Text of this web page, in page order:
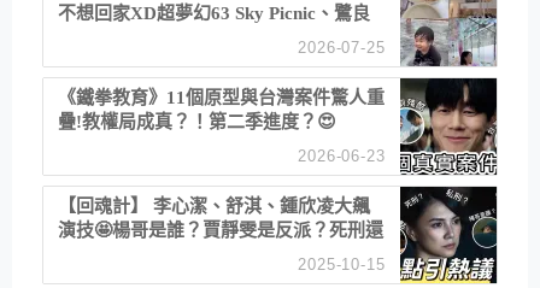
不想回家XD超夢幻63 Sky Picnic、鷺良
津帝王蟹大餐、《淚之女王》拍攝地、漢
2026-07-25
《鐵拳教育》11個原型與台灣案件驚人重
疊!教權局成真？！第二季進度？😍
2026-06-23
【回魂計】 李心潔、舒淇、鍾欣凌大飆
演技🤩楊哥是誰？賈靜雯是反派？死刑還
2025-10-15